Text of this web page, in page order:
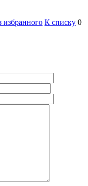
избранного К списку 0